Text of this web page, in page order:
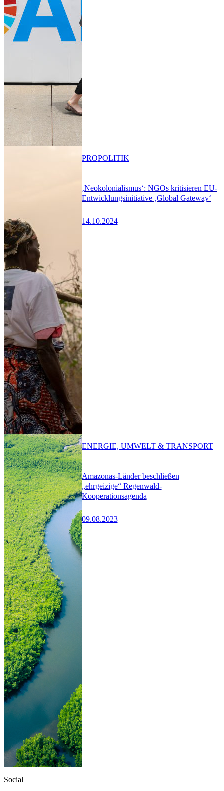
‚Neokolonialismus‘: NGOs kritisieren EU-
Entwicklungsinitiative ‚Global Gateway‘
14.10.2024
PROPOLITIK
Amazonas-Länder beschließen
„ehrgeizige“ Regenwald-
Kooperationsagenda
09.08.2023
ENERGIE, UMWELT & TRANSPORT
Social